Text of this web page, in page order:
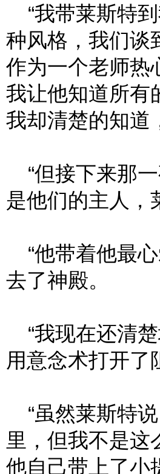
“我带莱斯特
种风格，我们谈
作为一个老师热
我让他知道所有
我却清楚的知道
“但接下来那
是他们的主人，
“他带着他最
去了神殿。
“我现在还清
用意念术打开了
“虽然莱斯特
里，但我不是这
他自己带上了小